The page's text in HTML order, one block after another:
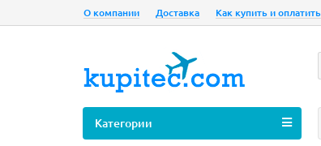
О компании Доставка Как купить и оплатить
Категории